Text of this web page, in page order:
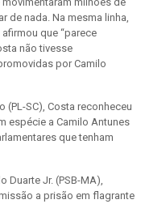
de nada. Na mesma linha,
que “parece
não tivesse
por Camilo
(PL-SC), Costa reconheceu
espécie a Camilo Antunes
que tenham
Duarte Jr. (PSB-MA),
a prisão em flagrante